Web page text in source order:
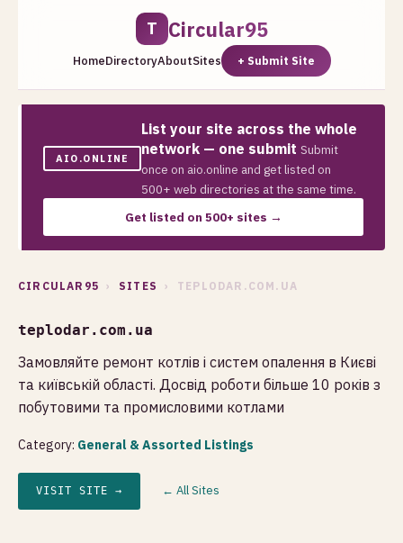
T Circular95
HomeDirectoryAboutSites + Submit Site
AIO.ONLINE
List your site across the whole
network — one submit Submit
once on aio.online and get listed on
500+ web directories at the same time.
Get listed on 500+ sites →
CIRCULAR95 › SITES › TEPLODAR.COM.UA
teplodar.com.ua
Замовляйте ремонт котлів і систем опалення в Києві
та київській області. Досвід роботи більше 10 років з
побутовими та промисловими котлами
Category: General & Assorted Listings
VISIT SITE → ← All Sites